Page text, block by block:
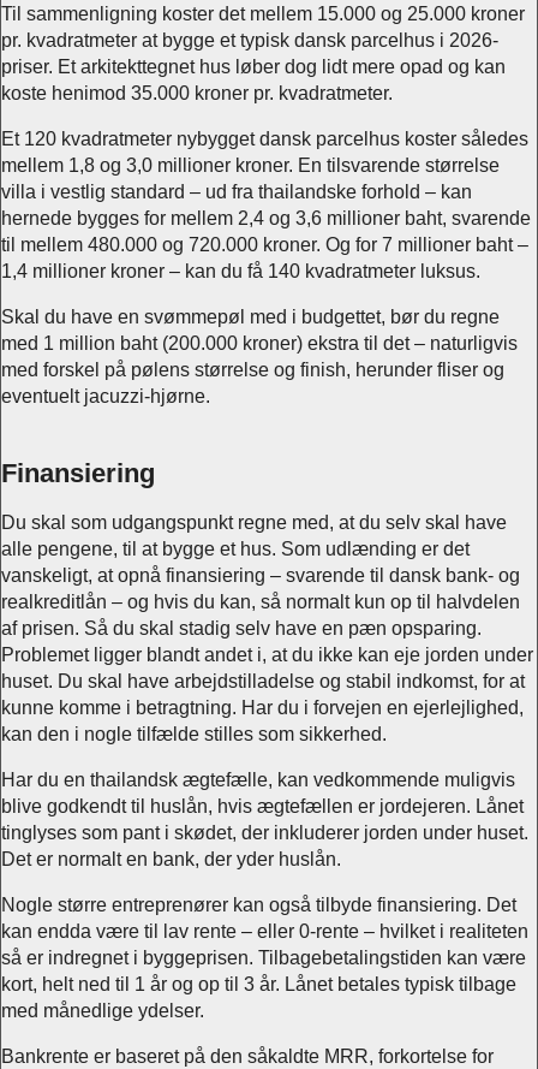
Til sammenligning koster det mellem 15.000 og 25.000 kroner
pr. kvadratmeter at bygge et typisk dansk parcelhus i 2026-
priser. Et arkitekttegnet hus løber dog lidt mere opad og kan
koste henimod 35.000 kroner pr. kvadratmeter.
Et 120 kvadratmeter nybygget dansk parcelhus koster således
mellem 1,8 og 3,0 millioner kroner. En tilsvarende størrelse
villa i vestlig standard – ud fra thailandske forhold – kan
hernede bygges for mellem 2,4 og 3,6 millioner baht, svarende
til mellem 480.000 og 720.000 kroner. Og for 7 millioner baht –
1,4 millioner kroner – kan du få 140 kvadratmeter luksus.
Skal du have en svømmepøl med i budgettet, bør du regne
med 1 million baht (200.000 kroner) ekstra til det – naturligvis
med forskel på pølens størrelse og finish, herunder fliser og
eventuelt jacuzzi-hjørne.
Finansiering
Du skal som udgangspunkt regne med, at du selv skal have
alle pengene, til at bygge et hus. Som udlænding er det
vanskeligt, at opnå finansiering – svarende til dansk bank- og
realkreditlån – og hvis du kan, så normalt kun op til halvdelen
af prisen. Så du skal stadig selv have en pæn opsparing.
Problemet ligger blandt andet i, at du ikke kan eje jorden under
huset. Du skal have arbejdstilladelse og stabil indkomst, for at
kunne komme i betragtning. Har du i forvejen en ejerlejlighed,
kan den i nogle tilfælde stilles som sikkerhed.
Har du en thailandsk ægtefælle, kan vedkommende muligvis
blive godkendt til huslån, hvis ægtefællen er jordejeren. Lånet
tinglyses som pant i skødet, der inkluderer jorden under huset.
Det er normalt en bank, der yder huslån.
Nogle større entreprenører kan også tilbyde finansiering. Det
kan endda være til lav rente – eller 0-rente – hvilket i realiteten
så er indregnet i byggeprisen. Tilbagebetalingstiden kan være
kort, helt ned til 1 år og op til 3 år. Lånet betales typisk tilbage
med månedlige ydelser.
Bankrente er baseret på den såkaldte MRR, forkortelse for